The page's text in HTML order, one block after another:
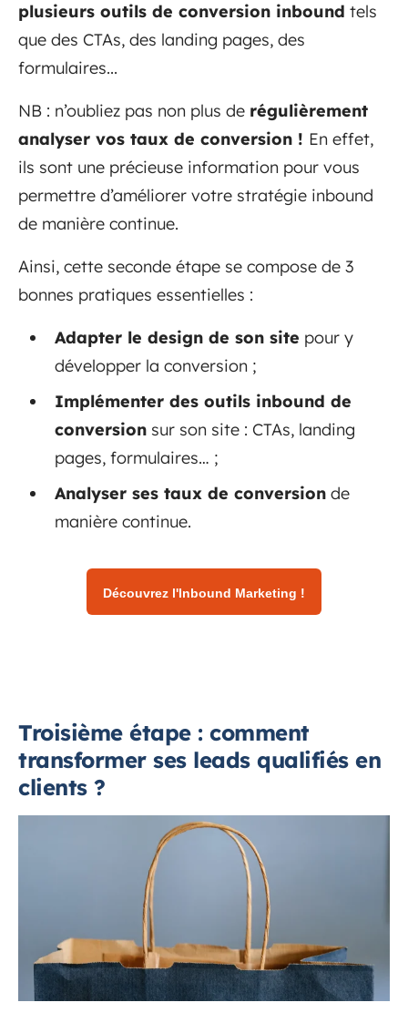
plusieurs outils de conversion inbound tels
que des CTAs, des landing pages, des
formulaires...
NB : n’oubliez pas non plus de régulièrement
analyser vos taux de conversion ! En effet,
ils sont une précieuse information pour vous
permettre d’améliorer votre stratégie inbound
de manière continue.
Ainsi, cette seconde étape se compose de 3
bonnes pratiques essentielles :
Adapter le design de son site pour y
développer la conversion ;
Implémenter des outils inbound de
conversion sur son site : CTAs, landing
pages, formulaires… ;
Analyser ses taux de conversion de
manière continue.
Découvrez l'Inbound Marketing !
Troisième étape : comment
transformer ses leads qualifiés en
clients ?